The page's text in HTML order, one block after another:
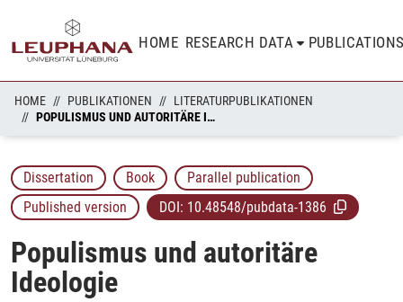
HOME RESEARCH DATA
HOME PUBLIKATIONEN
LITERATURPUBLIKATIONEN
POPULISMUS UND AUTORITÄRE IDEOLOGIE
Dissertation Book
Parallel publication
Published version
DOI: 10.48548/pubdata-1386
Populismus und autoritäre
Ideologie